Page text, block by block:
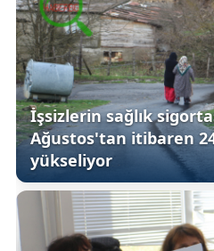
İşsizlerin sağlık
Ağustos'tan itibaren
yükseliyor